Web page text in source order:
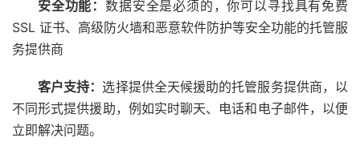
安全功能：数据安全是必须的，你可以寻找具有免费
SSL 证书、高级防火墙和恶意软件防护等安全功能的托管服
务提供商
客户支持： 选择提供全天候援助的托管服务提供商，以
不同形式提供援助，例如实时聊天、电话和电子邮件，以便
立即解决问题。